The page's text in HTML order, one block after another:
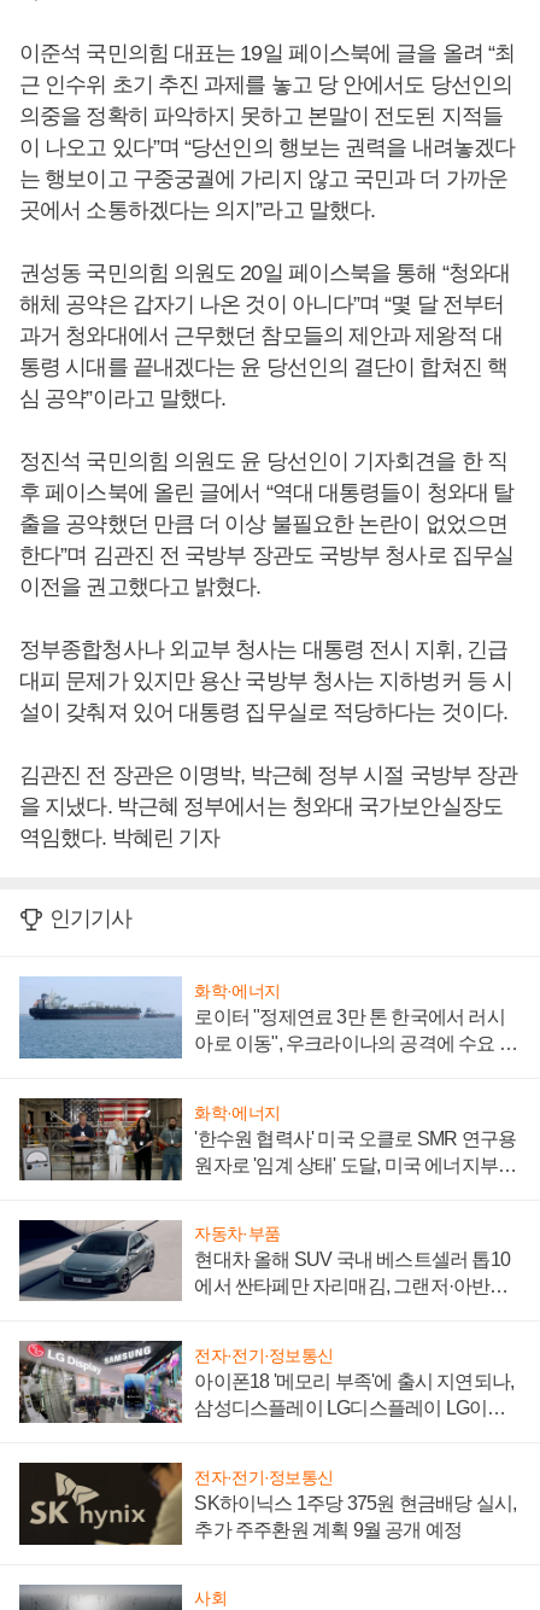
이준석 국민의힘 대표는 19일 페이스북에 글을 올려 “최
근 인수위 초기 추진 과제를 놓고 당 안에서도 당선인의
의중을 정확히 파악하지 못하고 본말이 전도된 지적들
이 나오고 있다”며 “당선인의 행보는 권력을 내려놓겠다
는 행보이고 구중궁궐에 가리지 않고 국민과 더 가까운
곳에서 소통하겠다는 의지”라고 말했다.
권성동 국민의힘 의원도 20일 페이스북을 통해 “청와대
해체 공약은 갑자기 나온 것이 아니다”며 “몇 달 전부터
과거 청와대에서 근무했던 참모들의 제안과 제왕적 대
통령 시대를 끝내겠다는 윤 당선인의 결단이 합쳐진 핵
심 공약”이라고 말했다.
정진석 국민의힘 의원도 윤 당선인이 기자회견을 한 직
후 페이스북에 올린 글에서 “역대 대통령들이 청와대 탈
출을 공약했던 만큼 더 이상 불필요한 논란이 없었으면
한다”며 김관진 전 국방부 장관도 국방부 청사로 집무실
이전을 권고했다고 밝혔다.
정부종합청사나 외교부 청사는 대통령 전시 지휘, 긴급
대피 문제가 있지만 용산 국방부 청사는 지하벙커 등 시
설이 갖춰져 있어 대통령 집무실로 적당하다는 것이다.
김관진 전 장관은 이명박, 박근혜 정부 시절 국방부 장관
을 지냈다. 박근혜 정부에서는 청와대 국가보안실장도
역임했다. 박혜린 기자
인기기사
화학·에너지
로이터 "정제연료 3만 톤 한국에서 러시
아로 이동", 우크라이나의 공격에 수요 늘
화학·에너지
'한수원 협력사' 미국 오클로 SMR 연구용
원자로 '임계 상태' 도달, 미국 에너지부
자동차·부품
현대차 올해 SUV 국내 베스트셀러 톱10
에서 싼타페만 자리매김, 그랜저·아반떼
전자·전기·정보통신
아이폰18 '메모리 부족'에 출시 지연되나,
삼성디스플레이 LG디스플레이 LG이노
전자·전기·정보통신
SK하이닉스 1주당 375원 현금배당 실시,
추가 주주환원 계획 9월 공개 예정
사회